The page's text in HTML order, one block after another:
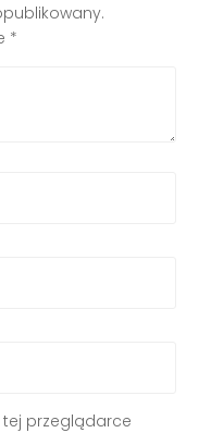
*
przeglądarce